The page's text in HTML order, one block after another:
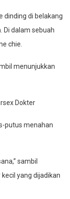
dinding di belakang
Di dalam sebuah
chie.
menunjukkan
Dokter
putus menahan
sambil
yang dijadikan